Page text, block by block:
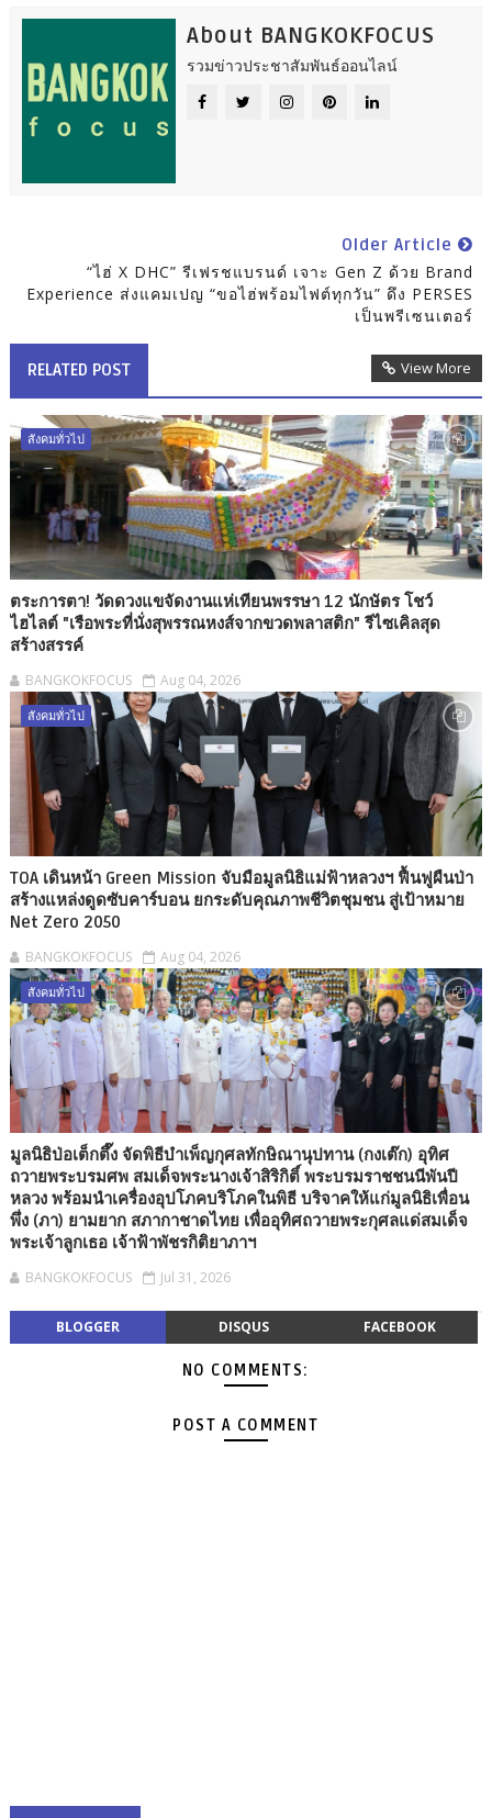
About BANGKOKFOCUS
รวมข่าวประชาสัมพันธ์ออนไลน์
Older Article
“ไฮ่ X DHC” รีเฟรชแบรนด์ เจาะ Gen Z ด้วย Brand
Experience ส่งแคมเปญ “ขอไฮ่พร้อมไฟต์ทุกวัน” ดึง PERSES
เป็นพรีเซนเตอร์
RELATED POST View More
สังคมทั่วไป
ตระการตา! วัดดวงแขจัดงานแห่เทียนพรรษา 12 นักษัตร โชว์
ไฮไลต์ "เรือพระที่นั่งสุพรรณหงส์จากขวดพลาสติก" รีไซเคิลสุด
สร้างสรรค์
BANGKOKFOCUS Aug 04, 2026
สังคมทั่วไป
TOA เดินหน้า Green Mission จับมือมูลนิธิแม่ฟ้าหลวงฯ ฟื้นฟูผืนป่า
สร้างแหล่งดูดซับคาร์บอน ยกระดับคุณภาพชีวิตชุมชน สู่เป้าหมาย
Net Zero 2050
BANGKOKFOCUS Aug 04, 2026
สังคมทั่วไป
มูลนิธิป่อเต็กตึ๊ง จัดพิธีบำเพ็ญกุศลทักษิณานุปทาน (กงเต๊ก) อุทิศ
ถวายพระบรมศพ สมเด็จพระนางเจ้าสิริกิติ์ พระบรมราชชนนีพันปี
หลวง พร้อมนำเครื่องอุปโภคบริโภคในพิธี บริจาคให้แก่มูลนิธิเพื่อน
พึ่ง (ภา) ยามยาก สภากาชาดไทย เพื่ออุทิศถวายพระกุศลแด่สมเด็จ
พระเจ้าลูกเธอ เจ้าฟ้าพัชรกิติยาภาฯ
BANGKOKFOCUS Jul 31, 2026
BLOGGER DISQUS FACEBOOK
NO COMMENTS:
POST A COMMENT